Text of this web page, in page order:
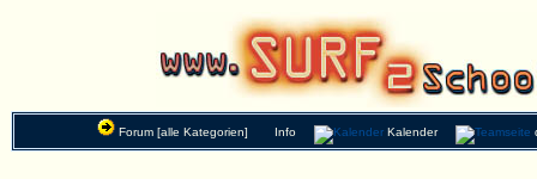
Forum [alle Kategorien] Info Kalender